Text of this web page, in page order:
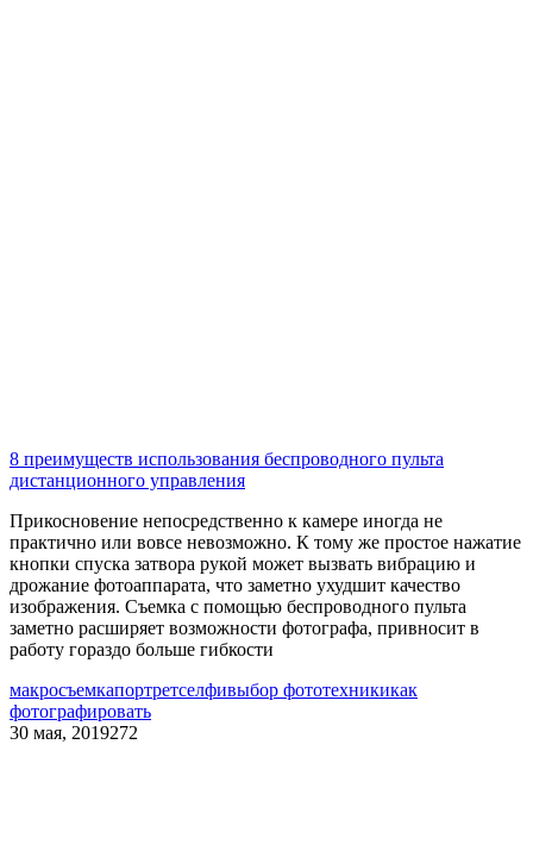
8 преимуществ использования беспроводного пульта
дистанционного управления
Прикосновение непосредственно к камере иногда не
практично или вовсе невозможно. К тому же простое нажатие
кнопки спуска затвора рукой может вызвать вибрацию и
дрожание фотоаппарата, что заметно ухудшит качество
изображения. Съемка с помощью беспроводного пульта
заметно расширяет возможности фотографа, привносит в
работу гораздо больше гибкости
макросъемкапортретселфивыбор фототехникикак
фотографировать
30 мая, 2019272